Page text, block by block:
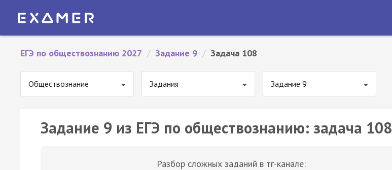
ЕГЭ по обществознанию 2027 / Задание 9 / Задача 108
Обществознание Задания Задание 9
Задание 9 из ЕГЭ по обществознанию: задача 108
Разбор сложных заданий в тг-канале: